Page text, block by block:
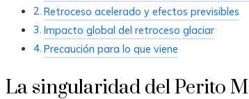
Retroceso acelerado y efectos previsibles
Impacto global del retroceso glaciar
Precaución para lo que viene
La singularidad del Perito